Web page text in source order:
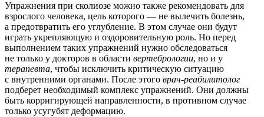
Упражнения при сколиозе можно также рекомендовать для
взрослого человека, цель которого — не вылечить болезнь,
а предотвратить его углубление. В этом случае они будут
играть укрепляющую и оздоровительную роль. Но перед
выполнением таких упражнений нужно обследоваться
не только у докторов в области вертебрологии, но и у
терапевта, чтобы исключить критическую ситуацию
с внутренними органами. После этого врач-реабилитолог
подберет необходимый комплекс упражнений. Они должны
быть корригирующей направленности, в противном случае
только усугубят деформацию.